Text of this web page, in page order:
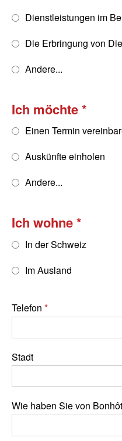
Dienstleistungen im
Die Erbringung von
Andere...
Ich möchte
Einen Termin
Auskünfte einholen
Andere...
Ich wohne
In der Schweiz
Im Ausland
Telefon
Stadt
Wie haben Sie von